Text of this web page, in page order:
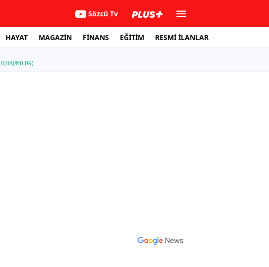
Sözcü Tv
HAYAT MAGAZİN FİNANS EĞİTİM RESMİ İLANLAR
0,04(%0,09)